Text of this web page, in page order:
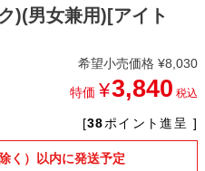
)(男女兼用)[アイト
希望小売価格 ¥8,030
特価 ¥3,840 税込
[38ポイント進呈 ]
く）以内に発送予定